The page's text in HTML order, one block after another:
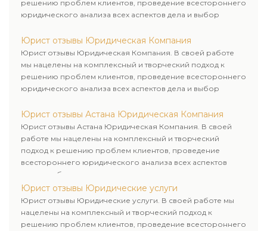
решению проблем клиентов, проведение всестороннего
юридического анализа всех аспектов дела и выбор
Юрист отзывы Юридическая Компания
Юрист отзывы Юридическая Компания. В своей работе
мы нацелены на комплексный и творческий подход к
решению проблем клиентов, проведение всестороннего
юридического анализа всех аспектов дела и выбор
Юрист отзывы Астана Юридическая Компания
Юрист отзывы Астана Юридическая Компания. В своей
работе мы нацелены на комплексный и творческий
подход к решению проблем клиентов, проведение
всестороннего юридического анализа всех аспектов
дела и выбор рационального пути для его успешного
завершения.
Юрист отзывы Юридические услуги
Юрист отзывы Юридические услуги. В своей работе мы
нацелены на комплексный и творческий подход к
решению проблем клиентов, проведение всестороннего